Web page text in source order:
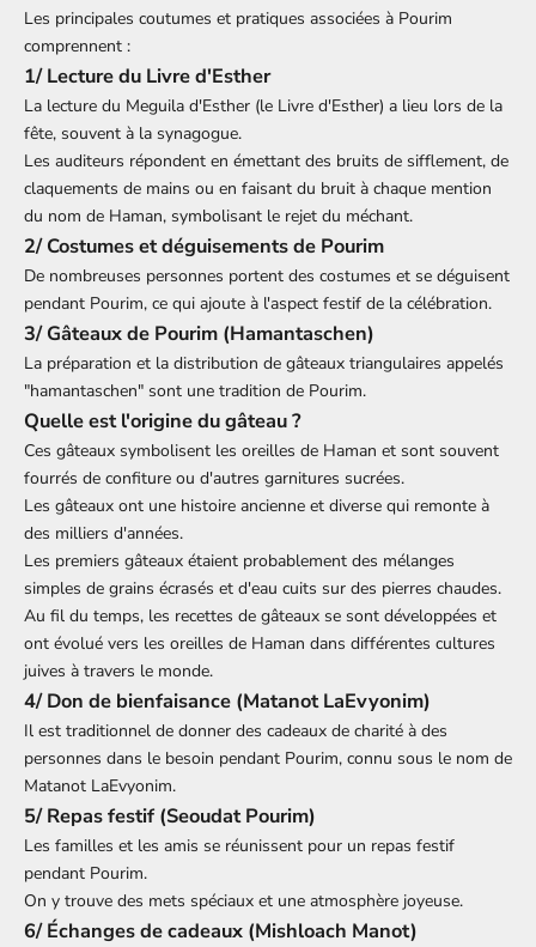
Les principales coutumes et pratiques associées à Pourim
comprennent :
1/ Lecture du Livre d'Esther
La lecture du Meguila d'Esther (le Livre d'Esther) a lieu lors de la
fête, souvent à la synagogue.
Les auditeurs répondent en émettant des bruits de sifflement, de
claquements de mains ou en faisant du bruit à chaque mention
du nom de Haman, symbolisant le rejet du méchant.
2/ Costumes et déguisements de Pourim
De nombreuses personnes portent des costumes et se déguisent
pendant Pourim, ce qui ajoute à l'aspect festif de la célébration.
3/ Gâteaux de Pourim (Hamantaschen)
La préparation et la distribution de gâteaux triangulaires appelés
"hamantaschen" sont une tradition de Pourim.
Quelle est l'origine du gâteau ?
Ces gâteaux symbolisent les oreilles de Haman et sont souvent
fourrés de confiture ou d'autres garnitures sucrées.
Les gâteaux ont une histoire ancienne et diverse qui remonte à
des milliers d'années.
Les premiers gâteaux étaient probablement des mélanges
simples de grains écrasés et d'eau cuits sur des pierres chaudes.
Au fil du temps, les recettes de gâteaux se sont développées et
ont évolué vers les oreilles de Haman dans différentes cultures
juives à travers le monde.
4/ Don de bienfaisance (Matanot LaEvyonim)
Il est traditionnel de donner des cadeaux de charité à des
personnes dans le besoin pendant Pourim, connu sous le nom de
Matanot LaEvyonim.
5/ Repas festif (Seoudat Pourim)
Les familles et les amis se réunissent pour un repas festif
pendant Pourim.
On y trouve des mets spéciaux et une atmosphère joyeuse.
6/ Échanges de cadeaux (Mishloach Manot)